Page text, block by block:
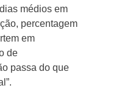
médios em
percentagem
em
de
passa do que